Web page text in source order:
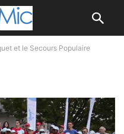
et le Secours Populaire